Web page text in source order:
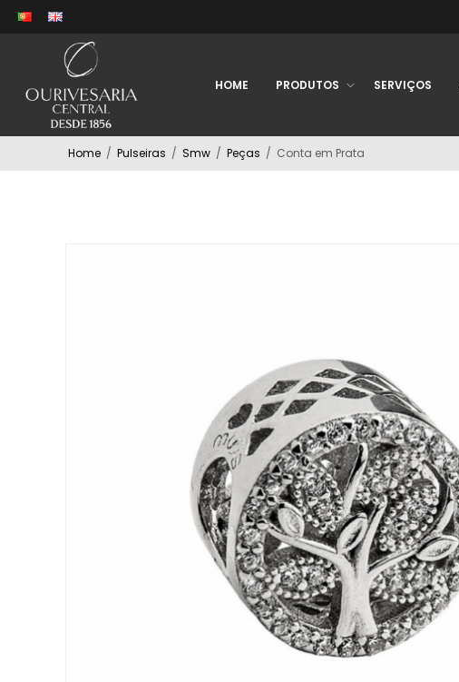
HOME PRODUTOS SERVIÇOS
Home / Pulseiras / Smw / Peças / Conta em Prata